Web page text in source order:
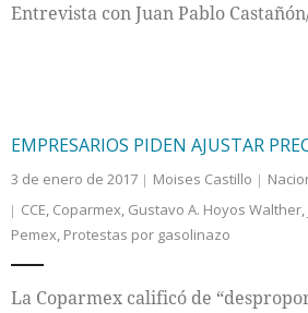
Entrevista con Juan Pablo
EMPRESARIOS PIDEN AJUSTAR
3 de enero de 2017 Moises Castillo
CCE, Coparmex, Gustavo A. Hoyos Walther,
Pemex, Protestas por gasolinazo
La Coparmex calificó de